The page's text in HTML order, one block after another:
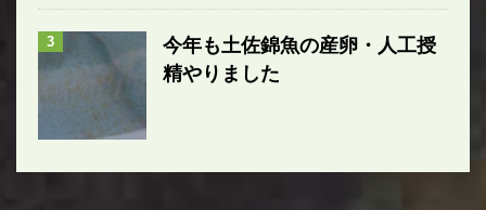
3
今年も土佐錦魚の産卵・人工授
精やりました